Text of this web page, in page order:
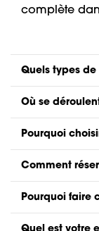
complète
Quels types de
Où se
Pourquoi
Comment
Pourquoi faire